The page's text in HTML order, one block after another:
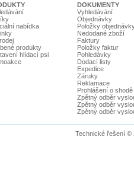
nabídka
produkty
hlídací psi
DOKUMENTY
Vyhledávání
Objednávky
Položky
Nedodané zboží
Faktury
Položky faktur
Pohledávky
Dodací listy
Expedice
Záruky
Reklamace
Prohlášení o shodě
Zpětný odběr
Zpětný odběr
Zpětný odběr
Technické řešení ©